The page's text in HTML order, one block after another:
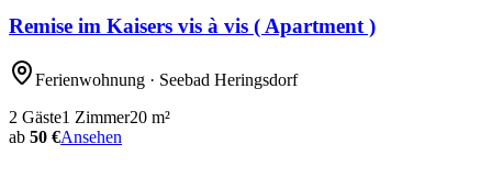
Remise im Kaisers vis à vis ( Apartment )
Ferienwohnung · Seebad Heringsdorf
2 Gäste1 Zimmer20 m²
ab 50 €Ansehen